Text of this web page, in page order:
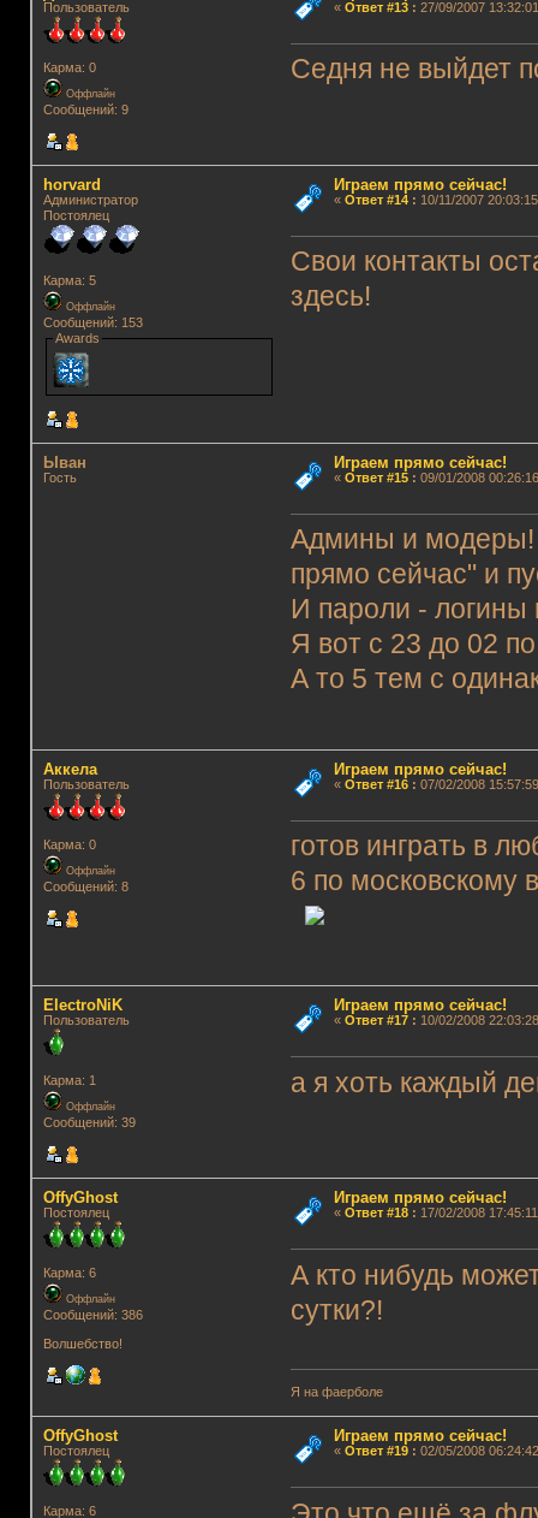
Пользователь
Карма: 0
Оффлайн
Сообщений: 9
« Ответ #13: 27/09/2007
Седня не выйдет
horvard
Администратор
Постоялец
Карма: 5
Оффлайн
Сообщений: 153
Awards
Играем прямо сейчас!
« Ответ #14: 10/11/2007
Свои контакты
здесь!
Ыван
Гость
Играем прямо сейчас!
« Ответ #15: 09/01/2008
Админы и модеры!
прямо сейчас" и
И пароли - логины
Я вот с 23 до 02
А то 5 тем с
Аккела
Пользователь
Карма: 0
Оффлайн
Сообщений: 8
Играем прямо сейчас!
« Ответ #16: 07/02/2008
готов инграть в
6 по московскому
ElectroNiK
Пользователь
Карма: 1
Оффлайн
Сообщений: 39
Играем прямо сейчас!
« Ответ #17: 10/02/2008
а я хоть каждый
OffyGhost
Постоялец
Карма: 6
Оффлайн
Сообщений: 386
Волшебство!
Играем прямо сейчас!
« Ответ #18: 17/02/2008
А кто нибудь
сутки?!
Я на фаерболе
OffyGhost
Постоялец
Карма: 6
Играем прямо сейчас!
« Ответ #19: 02/05/2008